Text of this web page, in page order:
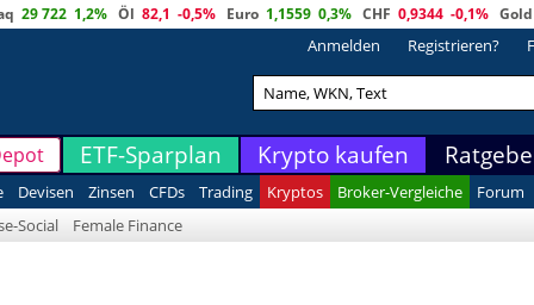
29 722 1,2% Öl 82,1 -0,5% Euro 1,1559 0,3% CHF 0,9344 -0,1% Gold
Anmelden Registrieren?
ETF-Sparplan Krypto kaufen
Devisen Zinsen CFDs Trading Kryptos Broker-Vergleiche
Forum
Social Female Finance